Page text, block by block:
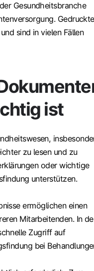
Gesundheitsbranche
Gedruckte
sind in vielen Fällen
ist
zu lesen und zu
oder wichtige
unterstützen.
ermöglichen einen
Mitarbeitenden. In
Zugriff auf
bei